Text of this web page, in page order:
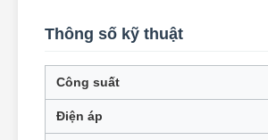
Thông số kỹ thuật
Công suất
Điện áp